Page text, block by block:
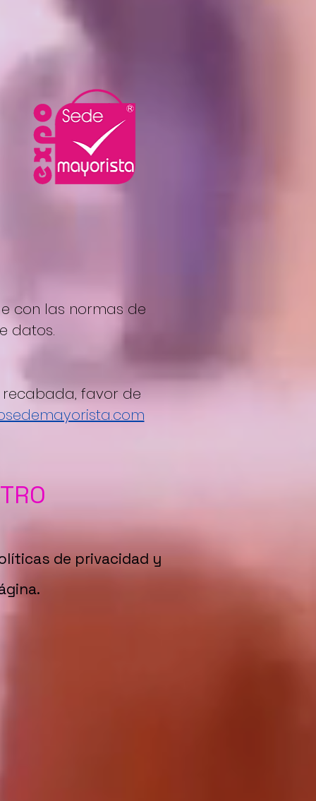
con las normas de
datos.
favor de
de privacidad y